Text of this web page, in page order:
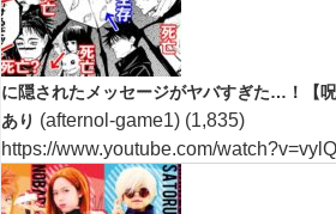
に隠されたメッセージがヤバすぎた…！【
あり (afternol-game1) (1,835)
https://www.youtube.com/